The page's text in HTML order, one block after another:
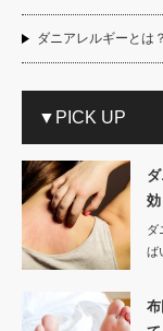
ダニアレルギーとは
▼PICK UP
ダ
ば